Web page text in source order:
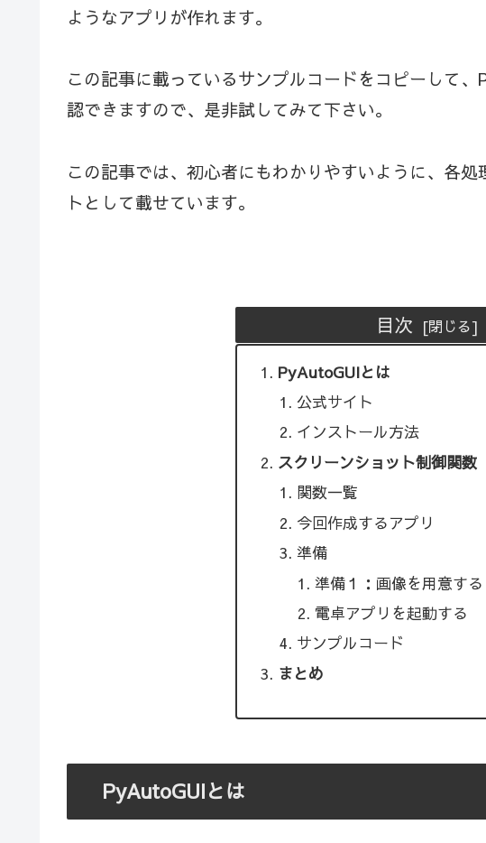
ようなアプリが作れます。
この記事に載っているサンプルコードをコピーして
認できますので、是非試してみて下さい。
この記事では、初心者にもわかりやすいように、各
トとして載せています。
目次
PyAutoGUIとは
公式サイト
インストール方法
スクリーンショット制御関数
関数一覧
今回作成するアプリ
準備
準備１：画像を用意する
電卓アプリを起動する
サンプルコード
まとめ
PyAutoGUIとは